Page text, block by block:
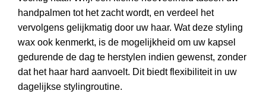
handpalmen tot het zacht wordt, en verdeel het
vervolgens gelijkmatig door uw haar. Wat deze styling
wax ook kenmerkt, is de mogelijkheid om uw kapsel
gedurende de dag te herstylen indien gewenst, zonder
dat het haar hard aanvoelt. Dit biedt flexibiliteit in uw
dagelijkse stylingroutine.